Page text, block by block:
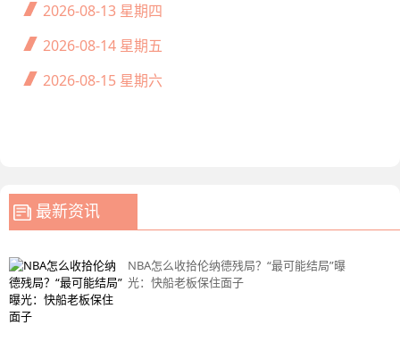
2026-08-13 星期四
2026-08-14 星期五
2026-08-15 星期六
最新资讯
NBA怎么收拾伦纳德残局？“最可能结局”曝
光：快船老板保住面子